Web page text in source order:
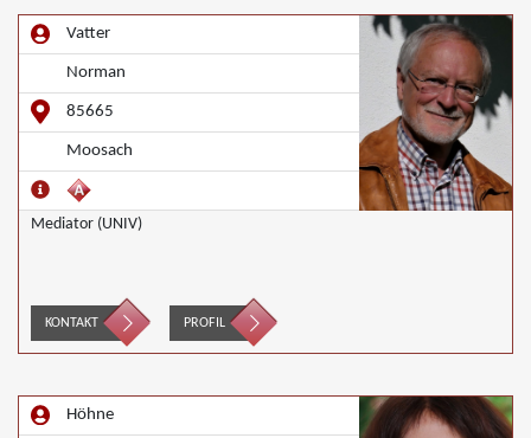
Vatter
Norman
85665
Moosach
Mediator (UNIV)
KONTAKT PROFIL
Höhne